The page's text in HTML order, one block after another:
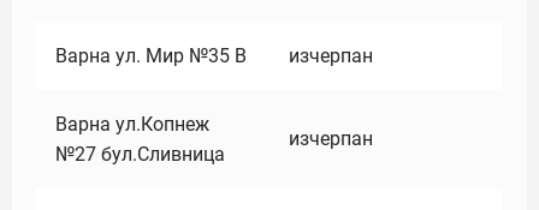
Варна ул. Мир №35 В изчерпан
Варна ул.Копнеж
№27 бул.Сливница
изчерпан